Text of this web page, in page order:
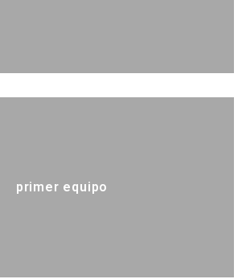
primer equipo